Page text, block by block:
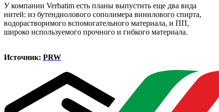
У компании Verbatim есть планы выпустить еще два вида
нитей: из бутендиолового сополимера винилового спирта,
водорастворимого вспомогательного материала, и ПП,
широко используемого прочного и гибкого материала.
Источник: PRW